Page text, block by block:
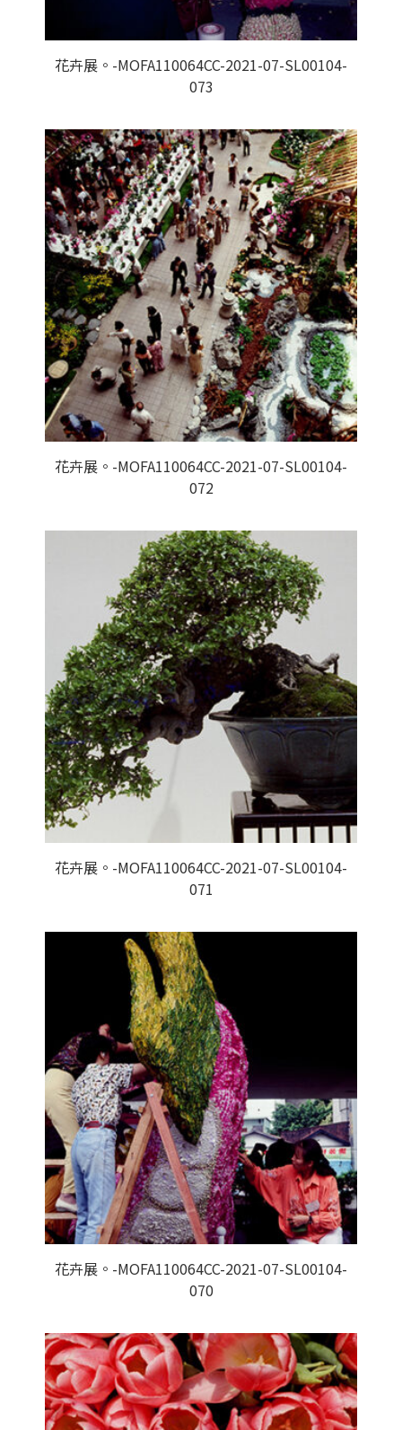
花卉展。-MOFA110064CC-2021-07-SL00104-
073
花卉展。-MOFA110064CC-2021-07-SL00104-
072
花卉展。-MOFA110064CC-2021-07-SL00104-
071
花卉展。-MOFA110064CC-2021-07-SL00104-
070